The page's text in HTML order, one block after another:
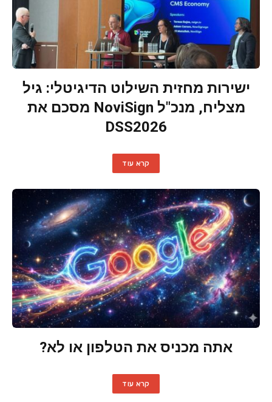
ישירות מחזית השילוט הדיגיטלי: גיל
מצליח, מנכ"ל NoviSign מסכם את
DSS2026
קרא עוד
אתה מכניס את הטלפון או לא?
קרא עוד